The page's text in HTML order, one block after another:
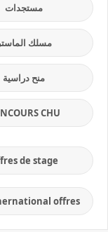
مستجدات
مسلك الماستر
منح دراسية
CHU
de stage
offres